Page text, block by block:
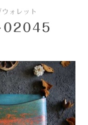
ウォレット
02045